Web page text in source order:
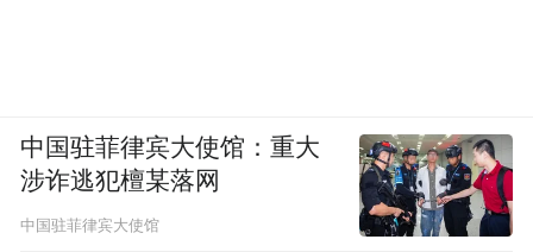
中国驻菲律宾大使馆：重大
涉诈逃犯檀某落网
中国驻菲律宾大使馆